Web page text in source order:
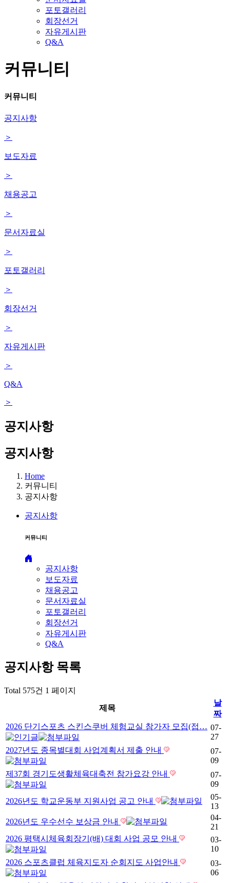
포토갤러리
회장선거
자유게시판
Q&A
커뮤니티
커뮤니티
공지사항
＞
보도자료
＞
채용공고
＞
문서자료실
＞
포토갤러리
＞
회장선거
＞
자유게시판
＞
Q&A
＞
공지사항
공지사항
Home
커뮤니티
공지사항
공지사항
커뮤니티
공지사항
보도자료
채용공고
문서자료실
포토갤러리
회장선거
자유게시판
Q&A
공지사항목록
Total 575건 1 페이지
제목
날
짜
2026 단기스포츠 스킨스쿠버 체험교실 참가자 모집(접… 07-
27
2027년도 종목별대회 사업계획서 제출 안내
07-
09
제37회 경기도생활체육대축전 참가요강 안내
07-
09
2026년도 학교운동부 지원사업 공고 안내
05-
13
2026년도 우수선수 보상금 안내
04-
21
2026 평택시체육회장기(배) 대회 사업 공모 안내
03-
10
2026 스포츠클럽 체육지도자 순회지도 사업안내
03-
06